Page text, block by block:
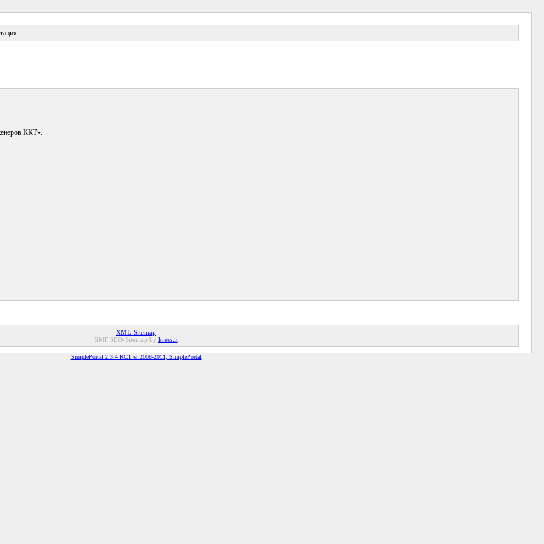
ККТ».
XML-Sitemap
SMF SEO-Sitemap by kress.it
SimplePortal 2.3.4 RC1 © 2008-2011, SimplePortal